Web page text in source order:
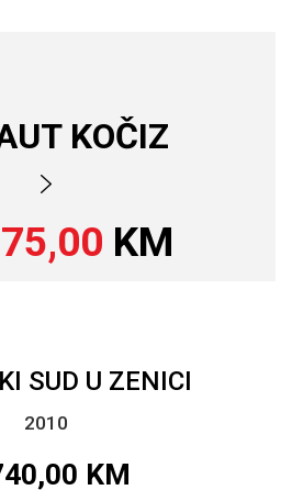
KOČIZ
KM
SUD U ZENICI
2010
KM